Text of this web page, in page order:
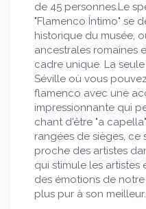
de 45 personnes.Le
"Flamenco Íntimo" se
historique du musée,
ancestrales romaines
cadre unique. La
Séville où vous
flamenco avec une
impressionnante qui
chant d'être "a
rangées de sièges,
proche des artistes
qui stimule les
des émotions de
plus pur à son meilleur.